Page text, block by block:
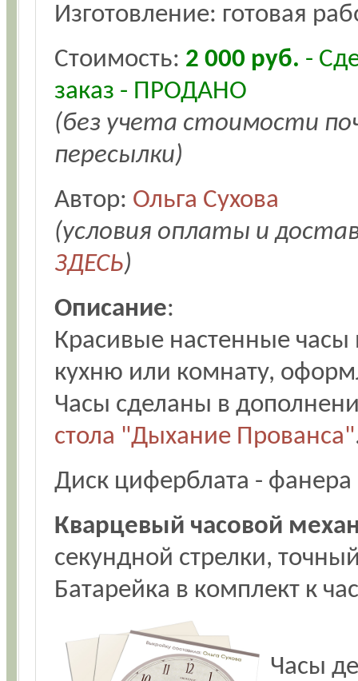
Изготовление: готовая
Стоимость: 2 000 руб. -
заказ - ПРОДАНО
(без учета стоимости
пересылки)
Автор: Ольга Сухова
(условия оплаты и
ЗДЕСЬ)
Описание:
Красивые настенные часы
кухню или комнату,
Часы сделаны в
стола "Дыхание Прованса"
Диск циферблата - фанера
Кварцевый часовой
секундной стрелки,
Батарейка в комплект к
Часы